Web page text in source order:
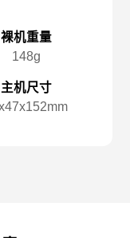
裸机重量
148g
主机尺寸